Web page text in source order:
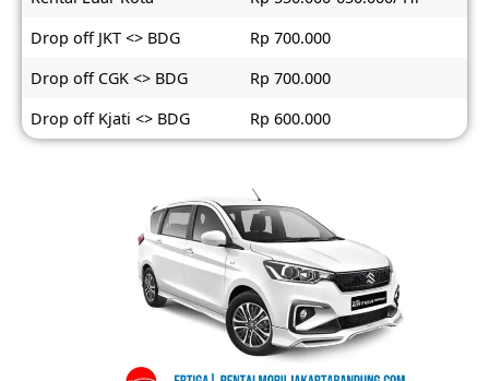
Drop off JKT <> BDG
Rp 700.000
Drop off CGK <> BDG
Rp 700.000
Drop off Kjati <> BDG
Rp 600.000